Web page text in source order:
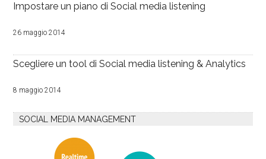
Impostare un piano di Social media listening
26 maggio 2014
Scegliere un tool di Social media listening & Analytics
8 maggio 2014
SOCIAL MEDIA MANAGEMENT